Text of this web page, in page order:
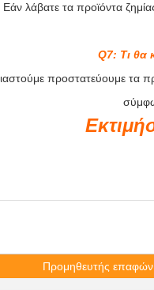
Εάν λάβατε τα προϊόντα
Q7: Τι θα
προστατεύουμε τα
Προμηθευτής επαφών